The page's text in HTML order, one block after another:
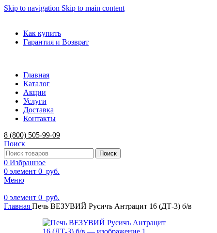
Skip to navigation Skip to main content
Как купить
Гарантия и Возврат
Главная
Каталог
Акции
Услуги
Доставка
Контакты
8 (800) 505-99-09
Поиск
Поиск
0 Избранное
0 элемент 0 руб.
Меню
0 элемент 0 руб.
Главная Печь ВЕЗУВИЙ Русичъ Антрацит 16 (ДТ-3) б/в